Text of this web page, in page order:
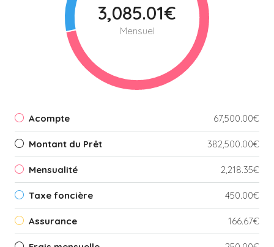
3,085.01€
Mensuel
Acompte 67,500.00€
Montant du Prêt 382,500.00€
Mensualité 2,218.35€
Taxe foncière 450.00€
Assurance 166.67€